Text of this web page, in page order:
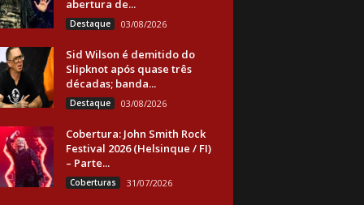
abertura de...
Destaque 03/08/2026
Sid Wilson é demitido do
Slipknot após quase três
décadas; banda...
Destaque 03/08/2026
Cobertura: John Smith Rock
Festival 2026 (Helsinque / FI)
– Parte...
Coberturas 31/07/2026